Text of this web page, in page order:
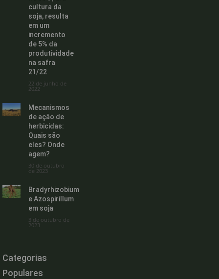
cultura da
soja, resulta
em um
incremento
de 5% da
produtividade
na safra
21/22
22 de junho de
2022
Mecanismos
de ação de
herbicidas:
Quais são
eles? Onde
agem?
30 de outubro
de 2023
Bradyrhizobium
e Azospirillum
em soja
3 de outubro de
2023
Categorias
Populares